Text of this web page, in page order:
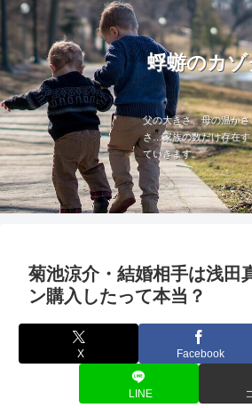
蜉蝣のカゾ
父の大きさ、母の温か
さ…家族の数だけ存在す
ていきます。
菊池涼介・結婚相手は浅田
ン購入したって本当？
X Facebook
LINE